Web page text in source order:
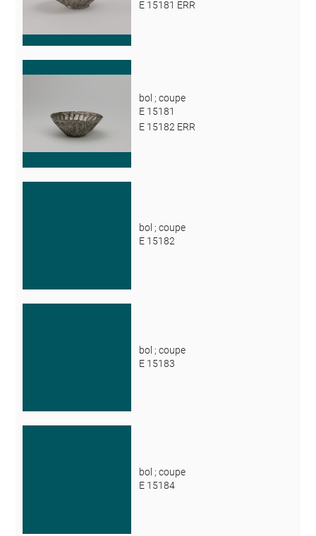
E 15181 ERR
bol ; coupe
E 15181
E 15182 ERR
bol ; coupe
E 15182
bol ; coupe
E 15183
bol ; coupe
E 15184